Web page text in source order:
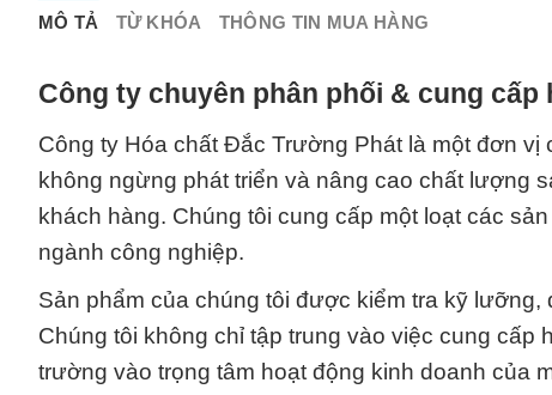
MÔ TẢ TỪ KHÓA THÔNG TIN MUA HÀNG
Công ty chuyên phân phối & cung cấp
Công ty Hóa chất Đắc Trường Phát là một đơn
không ngừng phát triển và nâng cao chất lượng
khách hàng. Chúng tôi cung cấp một loạt các
ngành công nghiệp.
Sản phẩm của chúng tôi được kiểm tra kỹ
Chúng tôi không chỉ tập trung vào việc cung
trường vào trọng tâm hoạt động kinh doanh của